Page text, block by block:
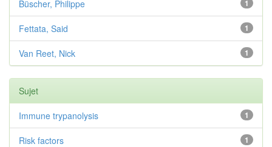
1
Büscher, Philippe
1
Fettata, Said
1
Van Reet, Nick
Sujet
1
Immune trypanolysis
1
Risk factors